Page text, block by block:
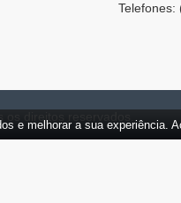
e melhorar a sua experiência.